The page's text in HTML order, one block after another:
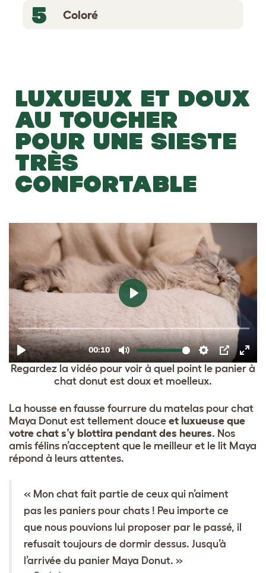
5 Coloré
LUXUEUX ET DOUX
AU TOUCHER
POUR UNE SIESTE
TRÈS
CONFORTABLE
Regardez la vidéo pour voir à quel point le panier à
chat donut est doux et moelleux.
La housse en fausse fourrure du matelas pour chat
Maya Donut est tellement douce et luxueuse que
votre chat s’y blottira pendant des heures. Nos
amis félins n’acceptent que le meilleur et le lit Maya
répond à leurs attentes.
« Mon chat fait partie de ceux qui n’aiment
pas les paniers pour chats ! Peu importe ce
que nous pouvions lui proposer par le passé, il
refusait toujours de dormir dessus. Jusqu’à
l’arrivée du panier Maya Donut. »